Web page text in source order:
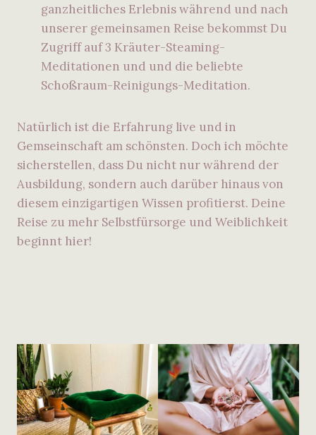
ganzheitliches Erlebnis während und nach
unserer gemeinsamen Reise bekommst Du
Zugriff auf 3 Kräuter-Steaming-
Meditationen und und die beliebte
Schoßraum-Reinigungs-Meditation.
Natürlich ist die Erfahrung live und in
Gemseinschaft am schönsten. Doch ich möchte
sicherstellen, dass Du nicht nur während der
Ausbildung, sondern auch darüber hinaus von
diesem einzigartigen Wissen profitierst. Deine
Reise zu mehr Selbstfürsorge und Weiblichkeit
beginnt hier!